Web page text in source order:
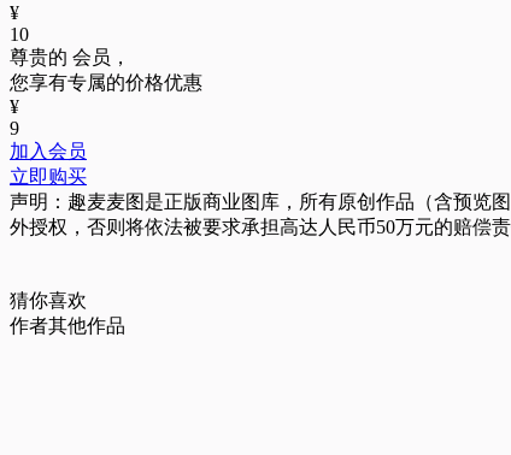
¥
10
尊贵的 会员，
您享有专属的价格优惠
¥
9
加入会员
立即购买
声明：趣麦麦图是正版商业图库，所有原创作品（含预览
外授权，否则将依法被要求承担高达人民币50万元的赔偿责
猜你喜欢
作者其他作品